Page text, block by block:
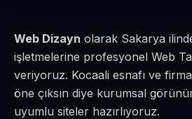
Web Dizayn olarak Sakarya
işletmelerine profesyonel Web
veriyoruz. Kocaali esnafı ve
öne çıksın diye kurumsal
uyumlu siteler hazırlıyoruz.